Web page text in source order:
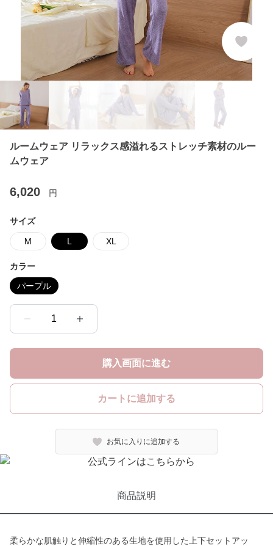
ルームウェア リラックス感溢れるストレッチ素材のルー
ムウェア
6,020 円
サイズ
M L XL
カラー
パープル
1
購入画面に進む
カートに追加する
お気に入りに追加する
商品説明
柔らかな肌触りと伸縮性のある生地を使用した上下セットアッ